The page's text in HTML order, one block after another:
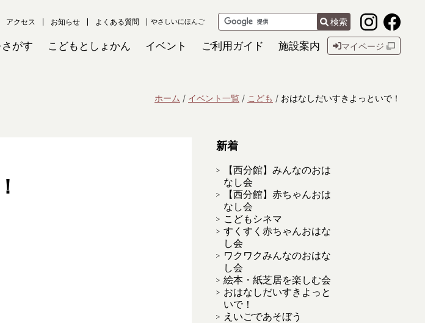
アクセス お知らせ よくある質問 やさしいにほんご 検索
がす こどもとしょかん イベント ご利用ガイド 施設案内 マイページ
ホーム イベント一覧 こども おはなしだいすきよっといで！
新着
【西分館】みんなのおは
なし会
【西分館】赤ちゃんおは
なし会
こどもシネマ
すくすく赤ちゃんおはな
し会
ワクワクみんなのおはな
し会
絵本・紙芝居を楽しむ会
おはなしだいすきよっと
いで！
えいごであそぼう